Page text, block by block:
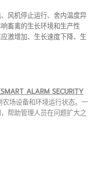
风机停止运行、舍内温度异
畜禽的生长环境和生产性
激增加、生长速度下降、生
ALARM SECURITY
场设备和环境运行状态。一
帮助管理人员在问题扩大之